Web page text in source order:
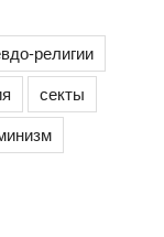
религии
секты